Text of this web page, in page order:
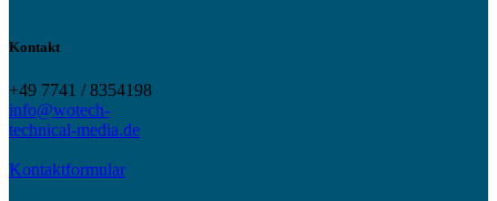
Kontakt
+49 7741 / 8354198
info@wotech-
technical-media.de
Kontaktformular